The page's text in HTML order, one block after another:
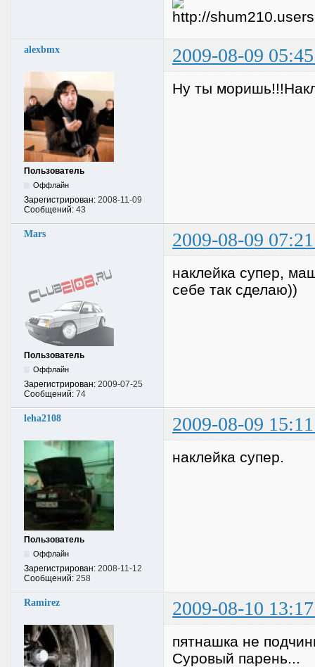
alexbmx 2009-08-09
Пользователь
Оффлайн
Зарегистрирован: 2008-11-09
Сообщений: 43
Ну ты
Mars 2009-08-09
Пользователь
Оффлайн
Зарегистрирован: 2009-07-25
Сообщений: 74
наклейка супер,
себе так сделаю))
leha2108 2009-08-09
Пользователь
Оффлайн
Зарегистрирован: 2008-11-12
Сообщений: 258
наклейка супер.
Ramirez 2009-08-10
пятнашка не
Суровый парень...